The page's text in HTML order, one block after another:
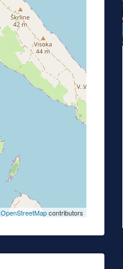
OpenStreetMapcontributors